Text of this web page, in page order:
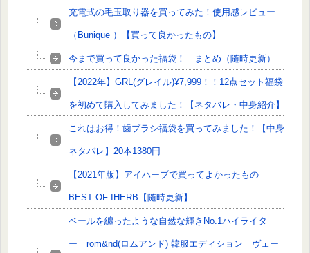
充電式の毛玉取り器を買ってみた！使用感レビュー
（Bunique ）【買って良かったもの】
今まで買って良かった福袋！ まとめ（随時更新）
【2022年】GRL(グレイル)¥7,999！！12点セット福袋
を初めて購入してみました！【ネタバレ・中身紹介】
これはお得！歯ブラシ福袋を買ってみました！【中身
ネタバレ】20本1380円
【2021年版】アイハーブで買ってよかったもの
BEST OF IHERB【随時更新】
ベールを纏ったような自然な輝きNo.1ハイライタ
ー rom&nd(ロムアンド) 韓服エディション ヴェー